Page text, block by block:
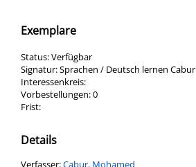
Exemplare
Status:Verfügbar
Signatur:Sprachen / Deutsch lernen Cabur
Interessenkreis:
Vorbestellungen:0
Frist:
Details
Verfasser:Suche nach diesem Verfasser
Cabur, Mohamed